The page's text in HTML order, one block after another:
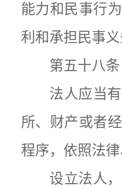
能力和民事行
利和承担民事义
第五十八条
法人应当有
所、财产或者
程序，依照法律
设立法人，